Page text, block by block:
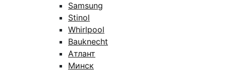
Samsung
Stinol
Whirlpool
Bauknecht
Атлант
Минск